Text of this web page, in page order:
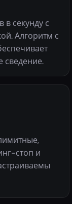
секунду с
Алгоритм с
сведение.
стоп и